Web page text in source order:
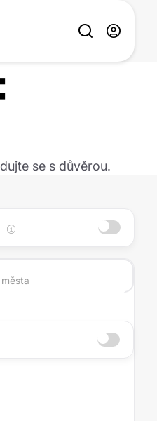
se s důvěrou.